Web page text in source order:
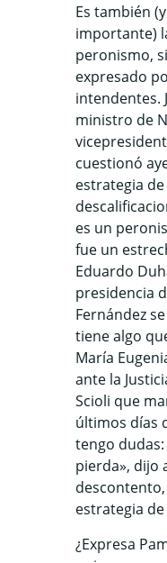
Es también
importante)
peronismo,
expresado
intendentes.
ministro de
cuestionó
estrategia
es un
fue un
Eduardo
presidencia
Fernández
tiene algo
María
ante la
Scioli que
últimos días
tengo
pierda», dijo
estrategia
¿Expresa